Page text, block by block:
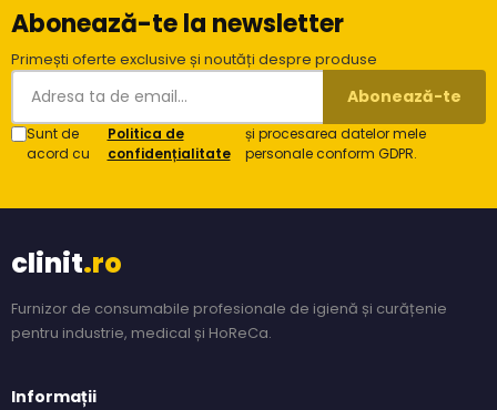
Abonează-te la newsletter
Primești oferte exclusive și noutăți despre produse
Abonează-te
Sunt de
acord cu
Politica de
confidențialitate
și procesarea datelor mele
personale conform GDPR.
clinit.ro
Furnizor de consumabile profesionale de igienă și curățenie
pentru industrie, medical și HoReCa.
Informații